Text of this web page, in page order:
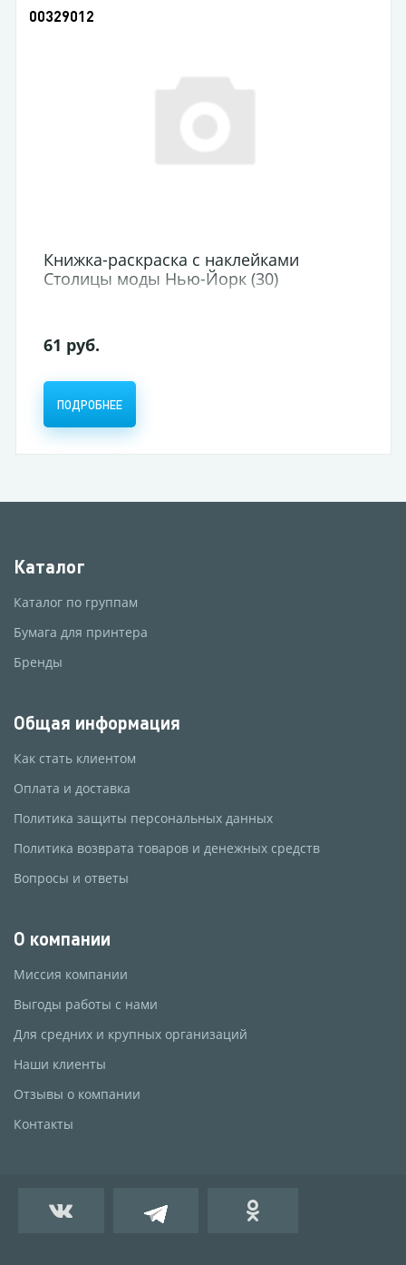
00328345
Ластик deVENTE 55*15*13мм
Жевательная резинка/Bubble Gum
ПОДРОБНЕЕ
Каталог
Каталог по группам
Бумага для принтера
Бренды
Общая информация
Как стать клиентом
Оплата и доставка
Политика защиты персональных данных
Политика возврата товаров и денежных средств
Вопросы и ответы
О компании
Миссия компании
Выгоды работы с нами
Для средних и крупных организаций
Наши клиенты
Отзывы о компании
Контакты